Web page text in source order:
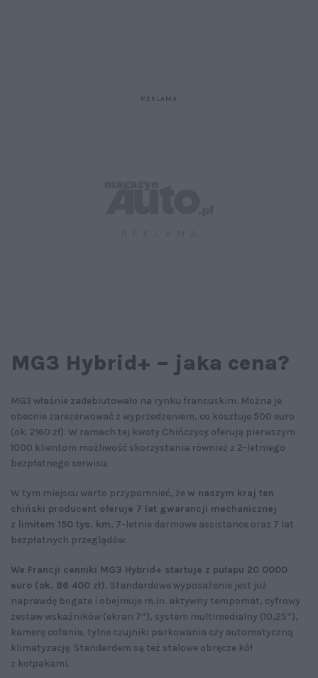
MG3 Hybrid+ – jaka cena?
MG3 właśnie zadebiutowało na rynku francuskim. Można je
obecnie zarezerwować z wyprzedzeniem, co kosztuje 500 euro
(ok. 2160 zł). W ramach tej kwoty Chińczycy oferują pierwszym
1000 klientom możliwość skorzystania również z 2-letniego
bezpłatnego serwisu.
W tym miejscu warto przypomnieć, że w naszym kraj ten
chiński producent oferuje 7 lat gwarancji mechanicznej
z limitem 150 tys. km, 7-letnie darmowe assistance oraz 7 lat
bezpłatnych przeglądów.
We Francji cenniki MG3 Hybrid+ startuje z pułapu 20 0000
euro (ok. 86 400 zł). Standardowe wyposażenie jest już
naprawdę bogate i obejmuje m.in. aktywny tempomat, cyfrowy
zestaw wskaźników (ekran 7”), system multimedialny (10,25”),
kamerę cofania, tylne czujniki parkowania czy automatyczną
klimatyzację. Standardem są też stalowe obręcze kół
z kołpakami.